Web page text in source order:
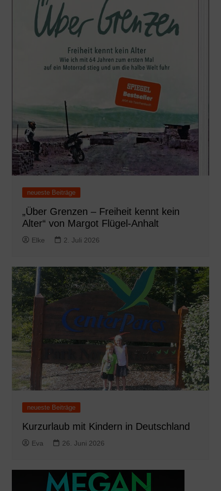
neueste Beiträge
„Über Grenzen – Freiheit kennt kein
Alter“ von Margot Flügel-Anhalt
Elke 2. Juli 2026
neueste Beiträge
Kurzurlaub mit Kindern in Deutschland
Eva 26. Juni 2026